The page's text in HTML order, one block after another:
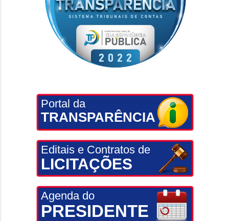
Portal da
TRANSPARÊNCIA
Editais e Contratos de
LICITAÇÕES
Agenda do
PRESIDENTE